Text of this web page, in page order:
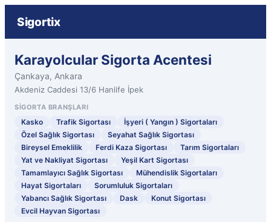
Sigortix
Karayolcular Sigorta Acentesi
Çankaya, Ankara
Akdeniz Caddesi 13/6 Hanlife İpek
SIGORTA BRANŞLARI
Kasko Trafik Sigortası
İşyeri ( Yangın ) Sigortaları
Özel Sağlık Sigortası
Seyahat Sağlık Sigortası
Bireysel Emeklilik
Ferdi Kaza Sigortası
Tarım Sigortaları
Yat ve Nakliyat Sigortası
Yeşil Kart Sigortası
Tamamlayıcı Sağlık Sigortası
Mühendislik Sigortaları
Hayat Sigortaları
Sorumluluk Sigortaları
Yabancı Sağlık Sigortası
Dask
Konut Sigortası
Evcil Hayvan Sigortası